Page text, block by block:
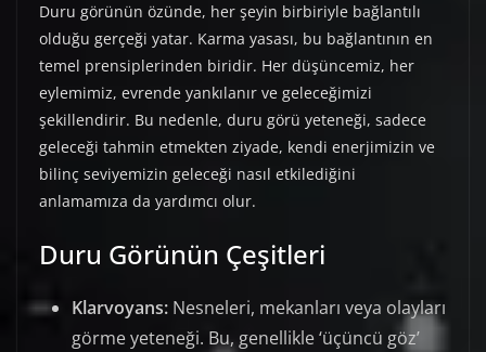
Duru görünün özünde, her şeyin birbiriyle bağlantılı
olduğu gerçeği yatar. Karma yasası, bu bağlantının en
temel prensiplerinden biridir. Her düşüncemiz, her
eylemimiz, evrende yankılanır ve geleceğimizi
şekillendirir. Bu nedenle, duru görü yeteneği, sadece
geleceği tahmin etmekten ziyade, kendi enerjimizin ve
bilinç seviyemizin geleceği nasıl etkilediğini
anlamamıza da yardımcı olur.
Duru Görünün Çeşitleri
Klarvoyans: Nesneleri, mekanları veya olayları
görme yeteneği. Bu, genellikle ‘üçüncü göz’